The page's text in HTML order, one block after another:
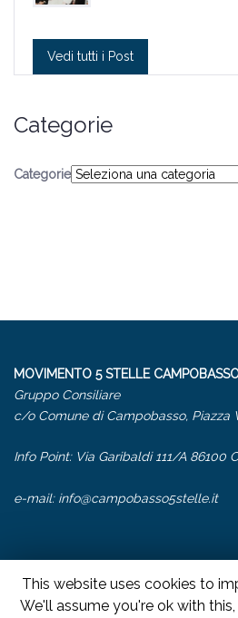
Vedi tutti i Post
Categorie
Categorie
MOVIMENTO 5 STELLE
Gruppo Consiliare
c/o Comune di Campobasso, Piazza
Info Point: Via Garibaldi 111/A 86100
e-mail: info@campobasso5stelle.it
This website uses cookies to
We'll assume you're ok with